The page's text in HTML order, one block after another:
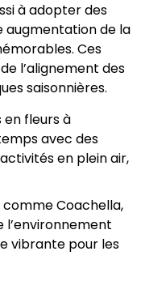
à adopter des
augmentation de la
Ces
l’alignement des
saisonnières.
en fleurs à
avec des
en plein air,
comme Coachella,
vibrante pour les